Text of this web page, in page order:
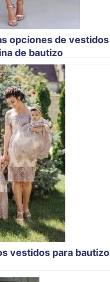
opciones de vestidos
de bautizo
vestidos para bautizo